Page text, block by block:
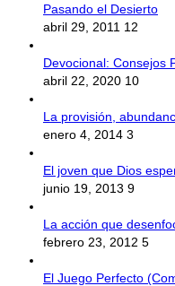
Pasando el Desierto
abril 29, 2011 12
Devocional: Consejos
abril 22, 2020 10
La provisión,
enero 4, 2014 3
El joven que Dios
junio 19, 2013 9
La acción que
febrero 23, 2012 5
El Juego Perfecto